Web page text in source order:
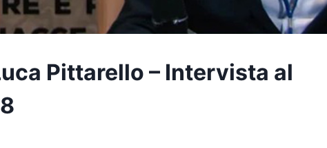
Pittarello – Intervista al